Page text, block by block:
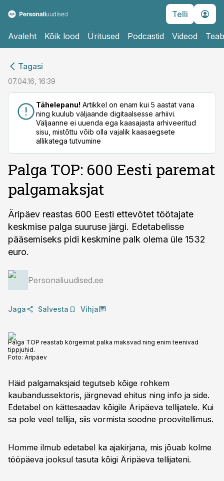
Telli
Avaleht Kõik lood Üritused Podcastid Videod
Tagasi
07.04.16, 16:39
Tähelepanu! Artikkel on enam kui 5 aastat vana
ning kuulub väljaande digitaalsesse arhiivi.
Väljaanne ei uuenda ega kaasajasta arhiveeritud
sisu, mistõttu võib olla vajalik kaasaegsete
allikatega tutvumine
Palga TOP: 600 Eesti paremat
palgamaksjat
Äripäev reastas 600 Eesti ettevõtet töötajate
keskmise palga suuruse järgi. Edetabelisse
pääsemiseks pidi keskmine palk olema üle 1532
euro.
Personaliuudised.ee
Jaga Salvesta Vihja
Palga TOP reastab kõrgeimat palka maksvad ning enim teenivad
tippjuhid.
Foto: Äripäev
Häid palgamaksjaid tegutseb kõige rohkem
kaubandussektoris, järgnevad ehitus ning info ja side.
Edetabel on kättesaadav kõigile Äripäeva tellijatele. Kui
sa pole veel tellija, siis vormista soodne proovitellimus.
Homme ilmub edetabel ka ajakirjana, mis jõuab kolme
tööpäeva jooksul tasuta kõigi Äripäeva tellijateni.